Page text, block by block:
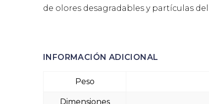
de olores desagradables y partículas
INFORMACIÓN ADICIONAL
Peso
Dimensiones